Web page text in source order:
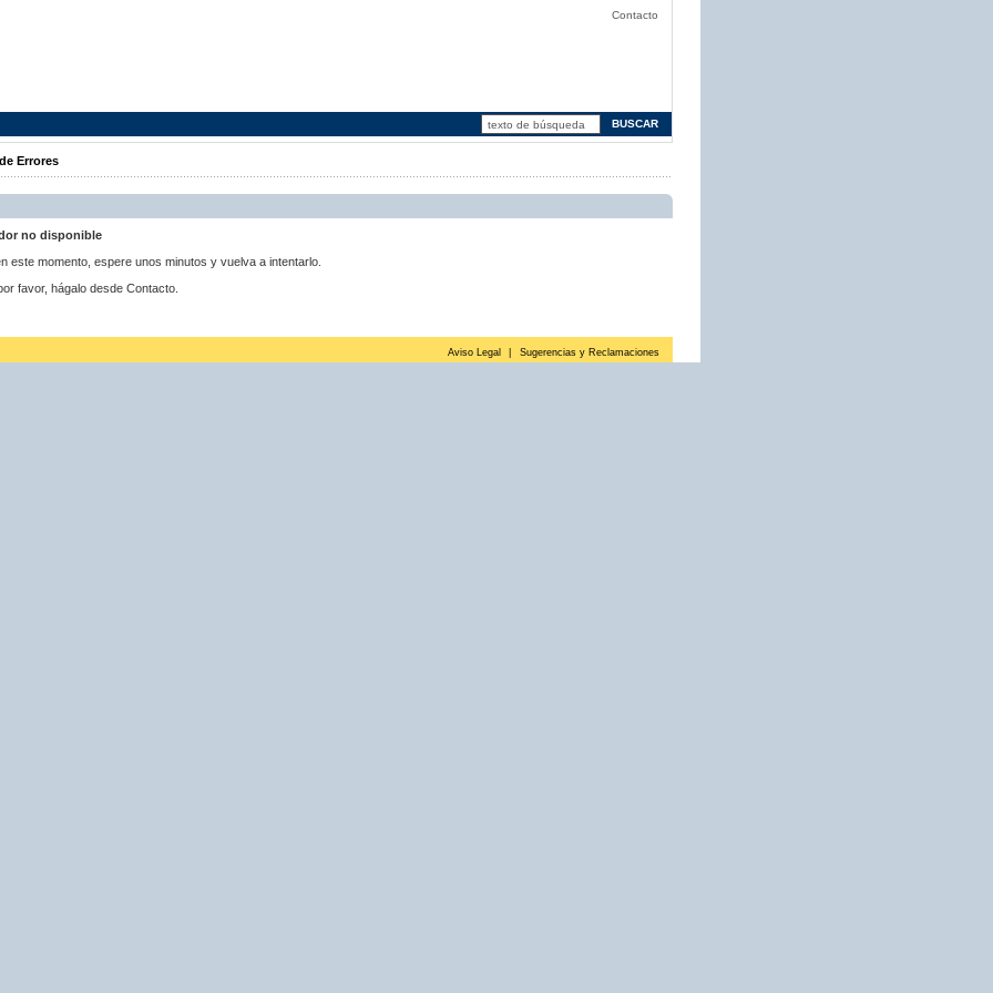
Contacto
Errores
no disponible
este momento, espere unos minutos y vuelva a intentarlo.
favor, hágalo desde Contacto.
Aviso Legal Sugerencias y Reclamaciones